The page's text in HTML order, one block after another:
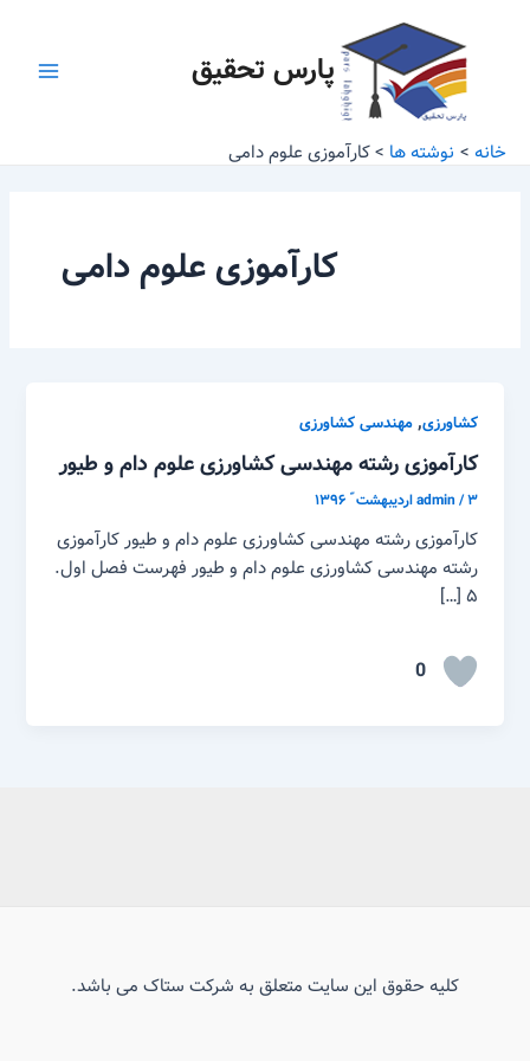
پارس تحقیق
خانه نوشته ها کارآموزی علوم دامی
کارآموزی علوم دامی
کشاورزی,مهندسی کشاورزی
کارآموزی رشته مهندسی کشاورزی علوم دام و طیور
admin/۳ اردیبهشت ّ ۱۳۹۶
کارآموزی رشته مهندسی کشاورزی علوم دام و طیور کارآموزی
رشته مهندسی کشاورزی علوم دام و طیور فهرست فصل اول.
۵ […]
0
کلیه حقوق این سایت متعلق به شرکت ستاک می باشد.